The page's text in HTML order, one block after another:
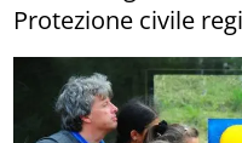
Protezione civile